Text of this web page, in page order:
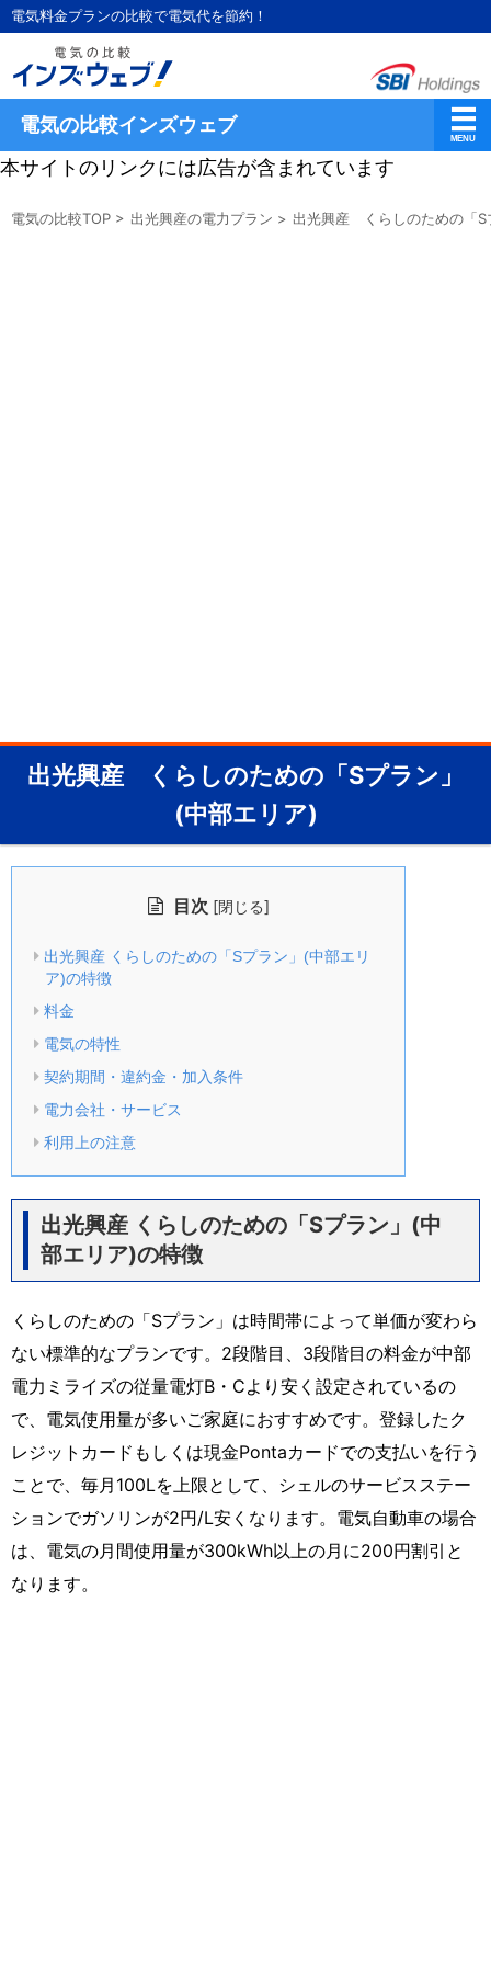
電気料金プランの比較で電気代を節約！
電気の比較インズウェブ
本サイトのリンクには広告が含まれています
電気の比較TOP > 出光興産の電力プラン > 出光興産 くらしのための「S
出光興産 くらしのための「Sプラン」
(中部エリア)
目次 [閉じる]
出光興産 くらしのための「Sプラン」(中部エリ
ア)の特徴
料金
電気の特性
契約期間・違約金・加入条件
電力会社・サービス
利用上の注意
出光興産 くらしのための「Sプラン」(中
部エリア)の特徴
くらしのための「Sプラン」は時間帯によって単価が変わら
ない標準的なプランです。2段階目、3段階目の料金が中部
電力ミライズの従量電灯B・Cより安く設定されているの
で、電気使用量が多いご家庭におすすめです。登録したク
レジットカードもしくは現金Pontaカードでの支払いを行う
ことで、毎月100Lを上限として、シェルのサービスステー
ションでガソリンが2円/L安くなります。電気自動車の場合
は、電気の月間使用量が300kWh以上の月に200円割引と
なります。